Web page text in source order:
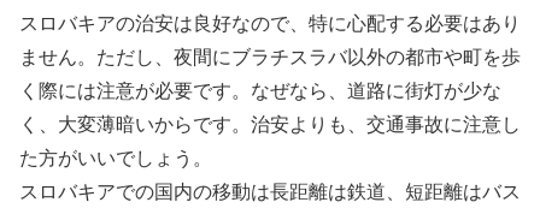
スロバキアの治安は良好なので、特に心配する必要はあり
ません。ただし、夜間にブラチスラバ以外の都市や町を歩
く際には注意が必要です。なぜなら、道路に街灯が少な
く、大変薄暗いからです。治安よりも、交通事故に注意し
た方がいいでしょう。
スロバキアでの国内の移動は長距離は鉄道、短距離はバス